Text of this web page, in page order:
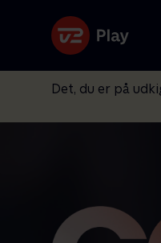
Det, du er på